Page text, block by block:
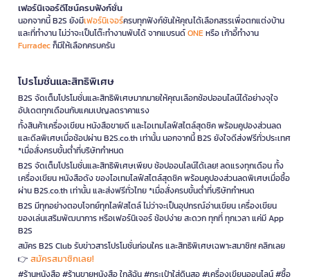
เฟอร์นิเจอร์ดีไซน์ครบฟังก์ชั่น
นอกจากนี้ B2S ยังมีเฟอร์นิเจอร์ครบทุกฟังก์ชันให้คุณได้เลือกสรรเพื่อตกแต่งบ้าน
และที่ทำงาน ไม่ว่าจะเป็นโต๊ะทำงานพับได้ จากแบรนด์ONEหรือ เก้าอี้ทำงาน
Furradecก็มีให้เลือกครบครัน
โปรโมชั่นและสิทธิพิเศษ
B2S จัดเต็มโปรโมชั่นและสิทธิพิเศษมากมายให้คุณเลือกช้อปออนไลน์ได้อย่างจุใจ
อัปเดตทุกเดือนกับแคมเปญลดราคาแรง
ทั้งสินค้าเครื่องเขียน หนังสือขายดี และไอเทมไลฟ์สไตล์สุดชิค พร้อมคูปองส่วนลด
และดีลพิเศษเมื่อช้อปผ่าน B2S.co.th เท่านั้น นอกจากนี้ B2S ยังใจดีส่งฟรีทั่วประเทศ
*เมื่อสั่งครบขั้นต่ำที่บริษัทกำหนด
B2S จัดเต็มโปรโมชั่นและสิทธิพิเศษเพียบ ช้อปออนไลน์ได้เลย! ลดแรงทุกเดือน ทั้ง
เครื่องเขียน หนังสือดัง ของไอเทมไลฟ์สไตล์สุดชิค พร้อมคูปองส่วนลดพิเศษเมื่อซื้อ
ผ่าน B2S.co.th เท่านั้น และส่งฟรีทั่วไทย *เมื่อสั่งครบขั้นต่ำที่บริษัทกำหนด
B2S มีทุกอย่างตอบโจทย์ทุกไลฟ์สไตล์ ไม่ว่าจะเป็นอุปกรณ์อ่านเขียน เครื่องเขียน
ของเล่นเสริมพัฒนาการ หรือเฟอร์นิเจอร์ ช้อปง่าย สะดวก ทุกที่ ทุกเวลา แค่มี App
B2S
สมัคร B2S Club รับข่าวสารโปรโมชั่นก่อนใคร และสิทธิพิเศษเฉพาะสมาชิก! คลิกเลย
👉 สมัครสมาชิกเลย!
#ร้านหนังสือ #ร้านขายหนังสือ ใกล้ฉัน #กระเป๋าใส่ดินสอ #เครื่องเขียนออนไลน์ #ซื้อ